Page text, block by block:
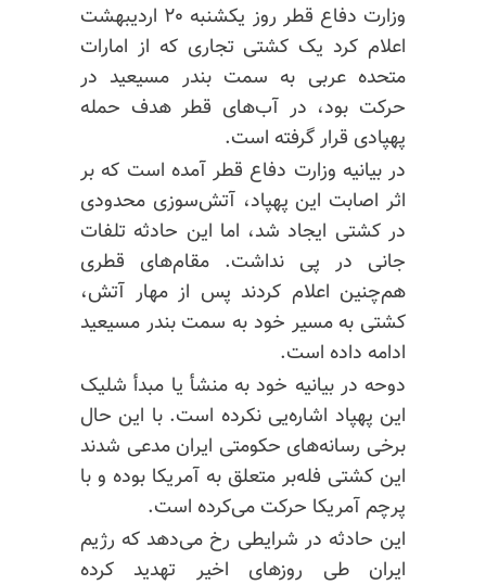
وزارت دفاع قطر روز یکشنبه ۲۰ اردیبهشت
اعلام کرد یک کشتی تجاری که از امارات
متحده عربی به سمت بندر مسیعید در
حرکت بود، در آب‌های قطر هدف حمله
پهپادی قرار گرفته است.
در بیانیه وزارت دفاع قطر آمده است که بر
اثر اصابت این پهپاد، آتش‌سوزی محدودی
در کشتی ایجاد شد، اما این حادثه تلفات
جانی در پی نداشت. مقام‌های قطری
هم‌چنین اعلام کردند پس از مهار آتش،
کشتی به مسیر خود به سمت بندر مسیعید
ادامه داده است.
دوحه در بیانیه خود به منشأ یا مبدأ شلیک
این پهپاد اشاره‌یی نکرده است. با این حال
برخی رسانه‌های حکومتی ایران مدعی شدند
این کشتی فله‌بر متعلق به آمریکا بوده و با
پرچم آمریکا حرکت می‌کرده است.
این حادثه در شرایطی رخ می‌دهد که رژیم
ایران طی روزهای اخیر تهدید کرده